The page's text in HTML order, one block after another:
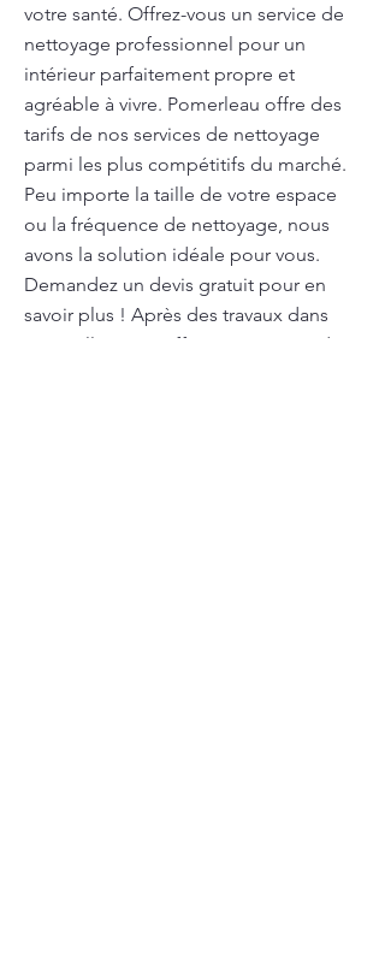
votre santé. Offrez-vous un service de
nettoyage professionnel pour un
intérieur parfaitement propre et
agréable à vivre. Pomerleau offre des
tarifs de nos services de nettoyage
parmi les plus compétitifs du marché.
Peu importe la taille de votre espace
ou la fréquence de nettoyage, nous
avons la solution idéale pour vous.
Demandez un devis gratuit pour en
savoir plus ! Après des travaux dans
votre ville, nous offrons un service de